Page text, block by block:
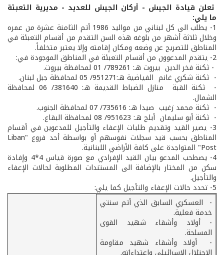
تعلن قيادة الجيش -­ أركان الجيش للعديد ­- مديرية التعبئة
ما يلي:
1-­ يطلب الى كل لبناني من مواليد 1986 أتم الثامنة عشرة من عمره
وخلال ثلاثة أشهر من بلوغه هذه السن التقدم من أقسام التعبئة في
المناطق للتصريح عن وضعه ومكان إقامته وإلا يعتبر متخلفاً.
2-­ يتقدم المدعوون من أقسام التعبئة في المناطق الموجودة في:
­- ثكنة فخر الدين ­ بيروت هـ: 789261/ 01 لمحافظة بيروت.
- ثكنة شكري غانم ­ الفياضية هـ:951271/ 05 لمحافظة جبل لبنان.
- ­ ثكنة القبة ­ منازل الضباط القديمة هـ: 381640/ 06 لمحافظة
الشمال.
- ثكنة محمد زغيب ­ صيدا هـ: 735616/ 07 لمحافظة الجنوب.
- ثكنة أبو سليمان ­ أبلح هـ: 951623/ 08 لمحافظة البقاع.
3-­ يصير القيد وتقديم طلبات الإعفاء والتأجيل للمدعوين في أقسام
المناطق بحسب قيد سجلات نفوسهم أو بواسطة أحد فروع "Liban
Post" المتواجدة على كافة الأراضي اللبنانية.
4-­ يصطحب المدعو بيان القيد الإفرادي مع صورة قياس 4*4 وإفادة
سكن من المختار بالإضافة الى المستندات المطلوبة لحالات الإعفاء
والتأجيل.
5-­ تحدد حالات الإعفاء والتأجيل كما يلي:
الإعفاء النهائي
الإعفاء الى أجل
­ التأجيل لمدة سنة
- ­ العسكري السابق الذي أتم سنتي
خدمة فعلية.
- أولاد وأشقاء شهيد القوى
المسلحة.
- ­ أولاد وأشقاء شهيد مقاومة